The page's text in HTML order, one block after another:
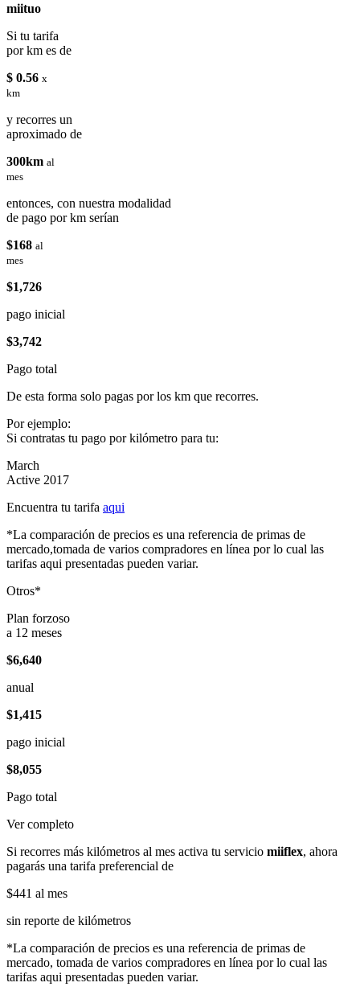
miituo
Si tu tarifa
por km es de
$ 0.56 x
km
y recorres un
aproximado de
300km al
mes
entonces, con nuestra modalidad
de pago por km serían
$168 al
mes
$1,726
pago inicial
$3,742
Pago total
De esta forma solo pagas por los km que recorres.
Por ejemplo:
Si contratas tu pago por kilómetro para tu:
March
Active 2017
Encuentra tu tarifa aqui
*La comparación de precios es una referencia de primas de
mercado,tomada de varios compradores en línea por lo cual las
tarifas aqui presentadas pueden variar.
Otros*
Plan forzoso
a 12 meses
$6,640
anual
$1,415
pago inicial
$8,055
Pago total
Ver completo
Si recorres más kilómetros al mes activa tu servicio miiflex, ahora
pagarás una tarifa preferencial de
$441 al mes
sin reporte de kilómetros
*La comparación de precios es una referencia de primas de
mercado, tomada de varios compradores en línea por lo cual las
tarifas aqui presentadas pueden variar.